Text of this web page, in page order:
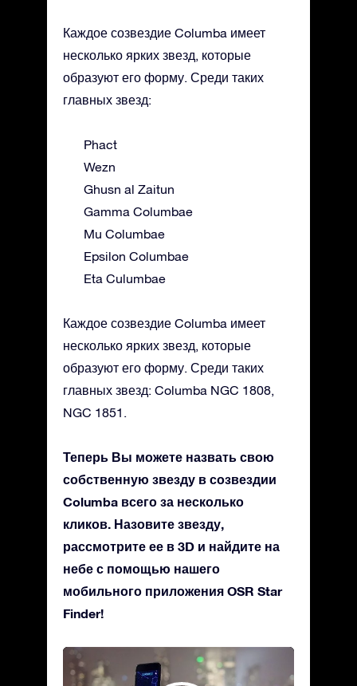
Каждое созвездие Columba имеет
несколько ярких звезд, которые
образуют его форму. Среди таких
главных звезд:
Phact
Wezn
Ghusn al Zaitun
Gamma Columbae
Mu Columbae
Epsilon Columbae
Eta Culumbae
Каждое созвездие Columba имеет
несколько ярких звезд, которые
образуют его форму. Среди таких
главных звезд: Columba NGC 1808,
NGC 1851.
Теперь Вы можете назвать свою
собственную звезду в созвездии
Columba всего за несколько
кликов. Назовите звезду,
рассмотрите ее в 3D и найдите на
небе с помощью нашего
мобильного приложения OSR Star
Finder!